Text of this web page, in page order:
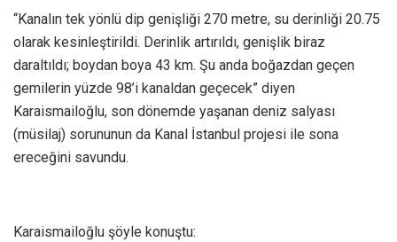
“Kanalın tek yönlü dip genişliği 270 metre, su derinliği 20.75
olarak kesinleştirildi. Derinlik artırıldı, genişlik biraz
daraltıldı; boydan boya 43 km. Şu anda boğazdan geçen
gemilerin yüzde 98’i kanaldan geçecek” diyen
Karaismailoğlu, son dönemde yaşanan deniz salyası
(müsilaj) sorununun da Kanal İstanbul projesi ile sona
ereceğini savundu.
Karaismailoğlu şöyle konuştu: